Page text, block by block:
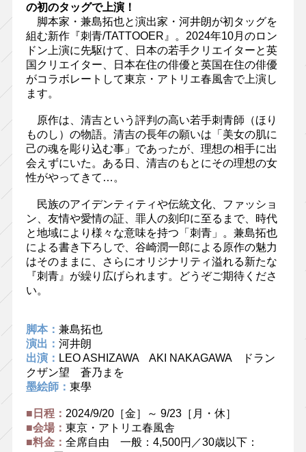
の初のタッグで上演！
脚本家・兼島拓也と演出家・河井朗が初タッグを
組む新作『刺青/TATTOOER』。2024年10月のロン
ドン上演に先駆けて、日本の若手クリエイターと英
国クリエイター、日本在住の俳優と英国在住の俳優
がコラボレートして東京・アトリエ春風舎で上演し
ます。
原作は、清吉という評判の高い若手刺青師（ほり
ものし）の物語。清吉の長年の願いは「美女の肌に
己の魂を彫り込む事」であったが、理想の相手に出
会えずにいた。ある日、清吉のもとにその理想の女
性がやってきて…。
民族のアイデンティティや伝統文化、ファッショ
ン、友情や愛情の証、罪人の刻印に至るまで、時代
と地域により様々な意味を持つ「刺青」。兼島拓也
による書き下ろしで、谷崎潤一郎による原作の魅力
はそのままに、さらにオリジナリティ溢れる新たな
『刺青』が繰り広げられます。どうぞご期待くださ
い。
脚本： 兼島拓也
演出： 河井朗
出演： LEO ASHIZAWA AKI NAKAGAWA ドラン
クザン望 蒼乃まを
墨絵師： 東學
■日程： 2024/9/20［金］～ 9/23［月・休］
■会場： 東京・アトリエ春風舎
■料金： 全席自由 一般：4,500円／30歳以下：